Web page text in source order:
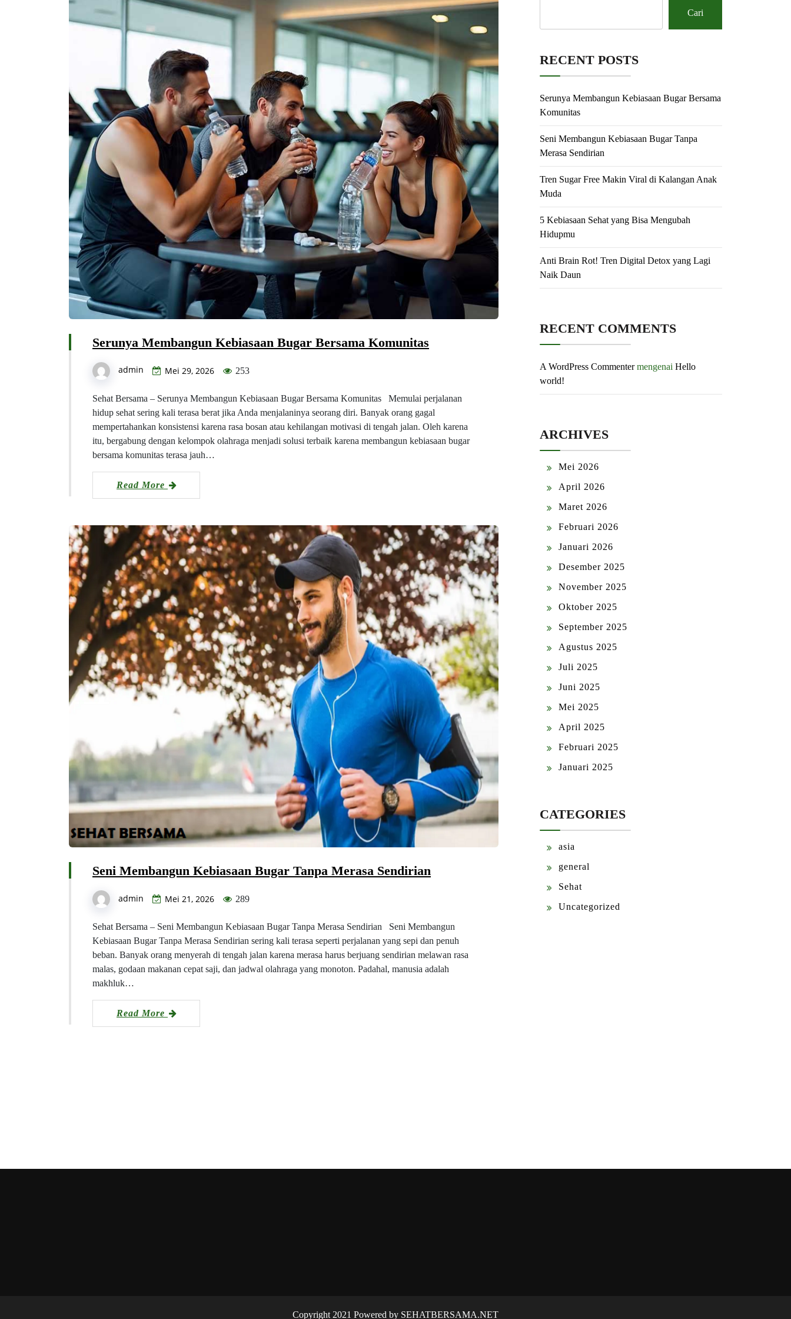
Serunya Membangun Kebiasaan Bugar Bersama Komunitas
admin Mei 29, 2026 253
Sehat Bersama – Serunya Membangun Kebiasaan Bugar Bersama Komunitas Memulai perjalanan
hidup sehat sering kali terasa berat jika Anda menjalaninya seorang diri. Banyak orang gagal
mempertahankan konsistensi karena rasa bosan atau kehilangan motivasi di tengah jalan. Oleh karena
itu, bergabung dengan kelompok olahraga menjadi solusi terbaik karena membangun kebiasaan bugar
bersama komunitas terasa jauh…
Read More
Seni Membangun Kebiasaan Bugar Tanpa Merasa Sendirian
admin Mei 21, 2026 289
Sehat Bersama – Seni Membangun Kebiasaan Bugar Tanpa Merasa Sendirian Seni Membangun
Kebiasaan Bugar Tanpa Merasa Sendirian sering kali terasa seperti perjalanan yang sepi dan penuh
beban. Banyak orang menyerah di tengah jalan karena merasa harus berjuang sendirian melawan rasa
malas, godaan makanan cepat saji, dan jadwal olahraga yang monoton. Padahal, manusia adalah
makhluk…
Read More
Cari
RECENT POSTS
Serunya Membangun Kebiasaan Bugar Bersama
Komunitas
Seni Membangun Kebiasaan Bugar Tanpa
Merasa Sendirian
Tren Sugar Free Makin Viral di Kalangan Anak
Muda
5 Kebiasaan Sehat yang Bisa Mengubah
Hidupmu
Anti Brain Rot! Tren Digital Detox yang Lagi
Naik Daun
RECENT COMMENTS
A WordPress Commentermengenai Hello
world!
ARCHIVES
Mei 2026
April 2026
Maret 2026
Februari 2026
Januari 2026
Desember 2025
November 2025
Oktober 2025
September 2025
Agustus 2025
Juli 2025
Juni 2025
Mei 2025
April 2025
Februari 2025
Januari 2025
CATEGORIES
asia
general
Sehat
Uncategorized
Copyright 2021 Powered by SEHATBERSAMA.NET